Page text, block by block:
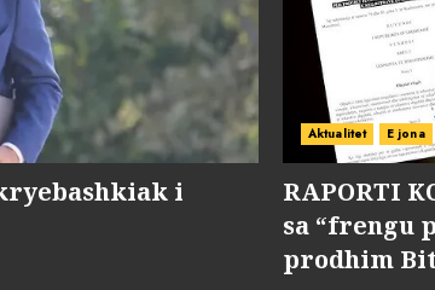
i
Aktualitet E jona
RAPORTI
sa “frengu
prodhim